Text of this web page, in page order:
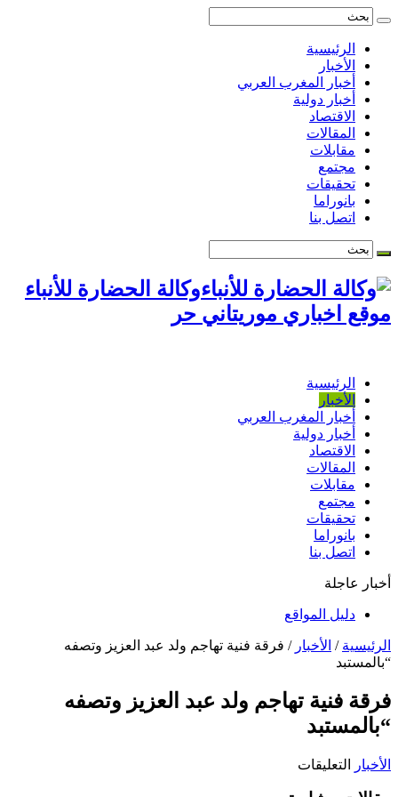
الرئيسية
الأخبار
أخبار المغرب العربي
أخبار دولية
الاقتصاد
المقالات
مقابلات
مجتمع
تحقيقات
بانوراما
اتصل بنا
وكالة الحضارة للأنباء
موقع اخباري موريتاني حر
الرئيسية
الأخبار
أخبار المغرب العربي
أخبار دولية
الاقتصاد
المقالات
مقابلات
مجتمع
تحقيقات
بانوراما
اتصل بنا
أخبار عاجلة
دليل المواقع
الرئيسية / الأخبار / فرقة فنية تهاجم ولد عبد العزيز وتصفه
“بالمستبد
فرقة فنية تهاجم ولد عبد العزيز وتصفه
“بالمستبد
الأخبار التعليقات